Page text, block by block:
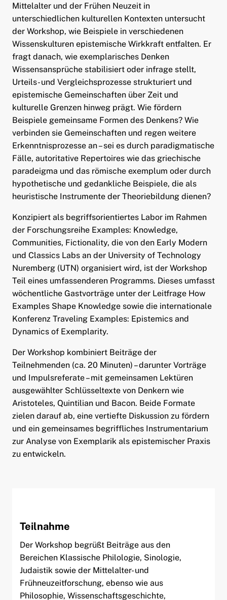
Mittelalter und der Frühen Neuzeit in
unterschiedlichen kulturellen Kontexten untersucht
der Workshop, wie Beispiele in verschiedenen
Wissenskulturen epistemische Wirkkraft entfalten. Er
fragt danach, wie exemplarisches Denken
Wissensansprüche stabilisiert oder infrage stellt,
Urteils- und Vergleichsprozesse strukturiert und
epistemische Gemeinschaften über Zeit und
kulturelle Grenzen hinweg prägt. Wie fördern
Beispiele gemeinsame Formen des Denkens? Wie
verbinden sie Gemeinschaften und regen weitere
Erkenntnisprozesse an – sei es durch paradigmatische
Fälle, autoritative Repertoires wie das griechische
paradeigma und das römische exemplum oder durch
hypothetische und gedankliche Beispiele, die als
heuristische Instrumente der Theoriebildung dienen?
Konzipiert als begriffsorientiertes Labor im Rahmen
der Forschungsreihe Examples: Knowledge,
Communities, Fictionality, die von den Early Modern
und Classics Labs an der University of Technology
Nuremberg (UTN) organisiert wird, ist der Workshop
Teil eines umfassenderen Programms. Dieses umfasst
wöchentliche Gastvorträge unter der Leitfrage How
Examples Shape Knowledge sowie die internationale
Konferenz Traveling Examples: Epistemics and
Dynamics of Exemplarity.
Der Workshop kombiniert Beiträge der
Teilnehmenden (ca. 20 Minuten) – darunter Vorträge
und Impulsreferate – mit gemeinsamen Lektüren
ausgewählter Schlüsseltexte von Denkern wie
Aristoteles, Quintilian und Bacon. Beide Formate
zielen darauf ab, eine vertiefte Diskussion zu fördern
und ein gemeinsames begriffliches Instrumentarium
zur Analyse von Exemplarik als epistemischer Praxis
zu entwickeln.
Teilnahme
Der Workshop begrüßt Beiträge aus den
Bereichen Klassische Philologie, Sinologie,
Judaistik sowie der Mittelalter- und
Frühneuzeitforschung, ebenso wie aus
Philosophie, Wissenschaftsgeschichte,